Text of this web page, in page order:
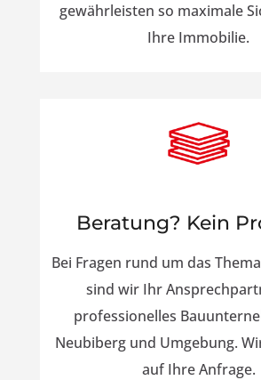
gewährleisten so maximale
Ihre Immobilie.
Beratung? Kein
Bei Fragen rund um das
sind wir Ihr
professionelles
Neubiberg und Umgebung.
auf Ihre Anfrage.